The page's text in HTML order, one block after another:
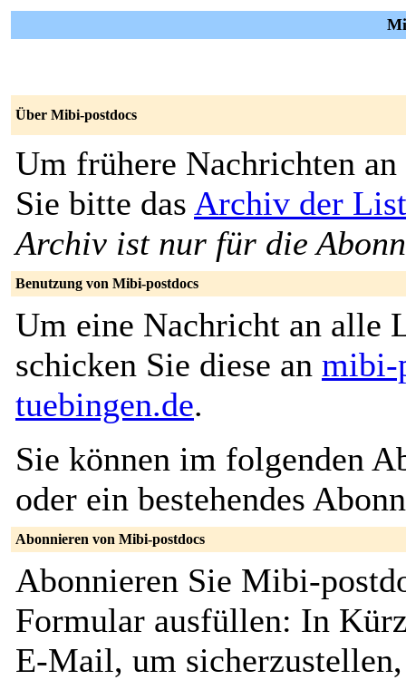
Über Mibi-postdocs
Um frühere Nachrichten an
Sie bitte das Archiv der
Archiv ist nur für die
Benutzung von Mibi-postdocs
Um eine Nachricht an alle
schicken Sie diese an mibi-
tuebingen.de.
Sie können im folgenden
oder ein bestehendes
Abonnieren von Mibi-postdocs
Abonnieren Sie Mibi-
Formular ausfüllen: In
E-Mail, um